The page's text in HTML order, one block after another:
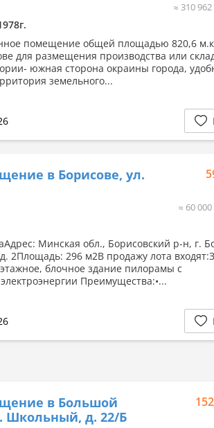
≈ 310
помещение общей площадью 820,6
для размещения производства или
южная сторона окраины города,
земельного...
в Борисове, ул.
≈ 60
Минская обл., Борисовский р-н, г.
2Площадь: 296 м2В продажу лота
блочное здание пилорамы с
Преимущества:•...
в Большой
Школьный, д. 22/Б